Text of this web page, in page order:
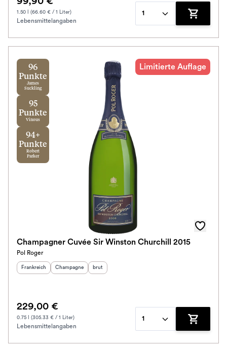
1.50 l (66.60 € / 1 Liter)
Lebensmittelangaben
1
Zum
96
Punkte
James
Suckling
95
Punkte
Vinous
94+
Punkte
Robert
Parker
Limitierte Auflage
Champagner Cuvée Sir Winston Churchill 2015
Pol Roger
Herkunftsland
Frankreich Herkunftsregion :
Champagne Geschmack
brut
229,00 €
0.75 l (305.33 € / 1 Liter)
Lebensmittelangaben
1
Zum